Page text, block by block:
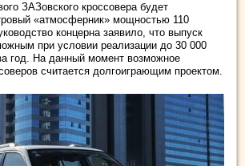
ЗАЗовского кроссовера будет
«атмосферник» мощностью 110
концерна заявило, что выпуск
при условии реализации до 30 000
год. На данный момент возможное
считается долгоиграющим проектом.